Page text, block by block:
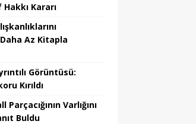
Kararı
Az Kitapla
Görüntüsü:
Kırıldı
Varlığını
Buldu